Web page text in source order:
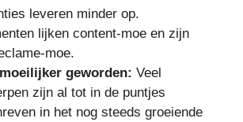
leveren minder op.
lijken content-moe en zijn
moe.
geworden: Veel
zijn al tot in de puntjes
in het nog steeds groeiende